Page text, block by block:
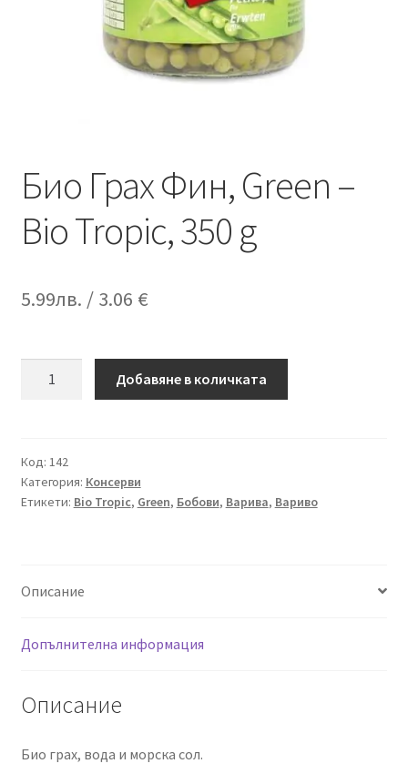
Био Грах Фин, Green –
Bio Tropic, 350 g
5.99лв. / 3.06 €
Фин,
Green
-
g
Добавяне в количката
Код: 142
Категория: Консерви
Етикети: Bio Tropic, Green, Бобови, Варива, Вариво
Описание
Допълнителна информация
Описание
Био грах, вода и морска сол.